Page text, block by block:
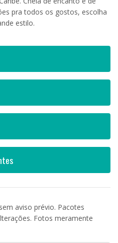
pra todos os gostos, escolha
estilo.
aviso prévio. Pacotes
Fotos meramente